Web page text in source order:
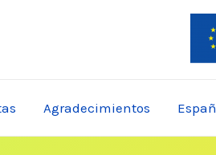
Agradecimientos